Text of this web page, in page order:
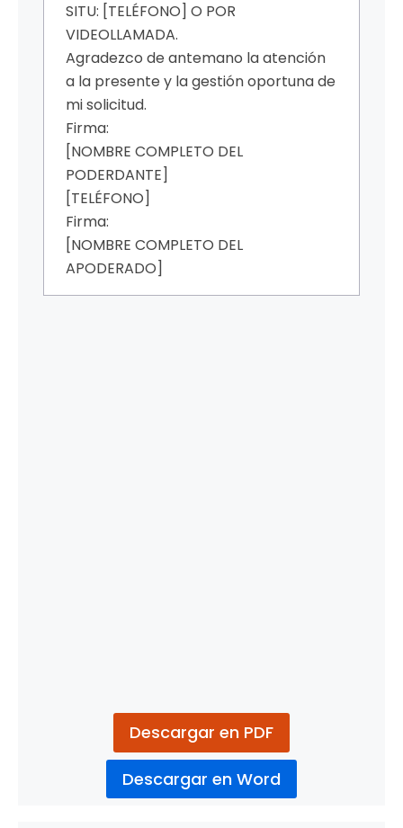
SITU: [TELÉFONO] O POR
VIDEOLLAMADA.
Agradezco de antemano la atención
a la presente y la gestión oportuna de
mi solicitud.
Firma:
[NOMBRE COMPLETO DEL
PODERDANTE]
[TELÉFONO]
Firma:
[NOMBRE COMPLETO DEL
APODERADO]
Descargar en PDF
Descargar en Word